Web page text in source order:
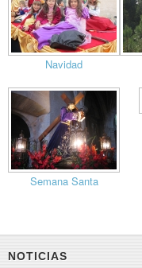
Navidad
Semana Santa
NOTICIAS